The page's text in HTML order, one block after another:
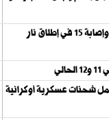
الشرطة التايلاندية: مقتل 7 وإصابة 15 في إطلاق نار
شحنات عسكرية أوكرانية